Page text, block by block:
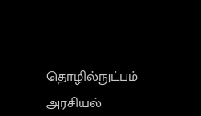
தொழில்நுட்பம்
அரசியல்